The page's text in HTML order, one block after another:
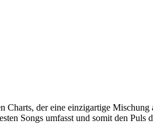
Charts, der eine einzigartige
Songs umfasst und somit den Puls